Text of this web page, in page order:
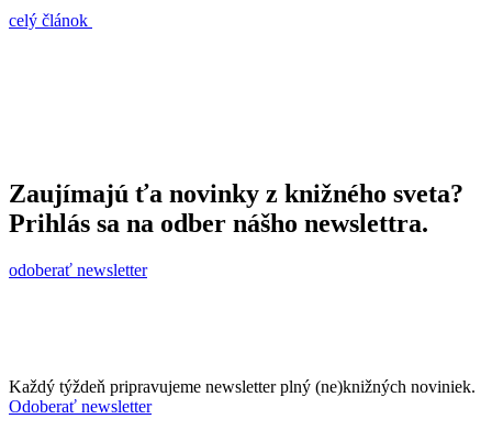
celý článok
Zaujímajú ťa novinky z knižného sveta?
Prihlás sa na odber nášho newslettra.
odoberať newsletter
Každý týždeň pripravujeme newsletter plný (ne)knižných noviniek.
Odoberať newsletter